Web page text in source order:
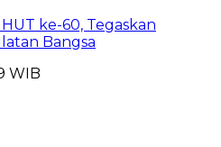
ke-60, Tegaskan
Bangsa
WIB